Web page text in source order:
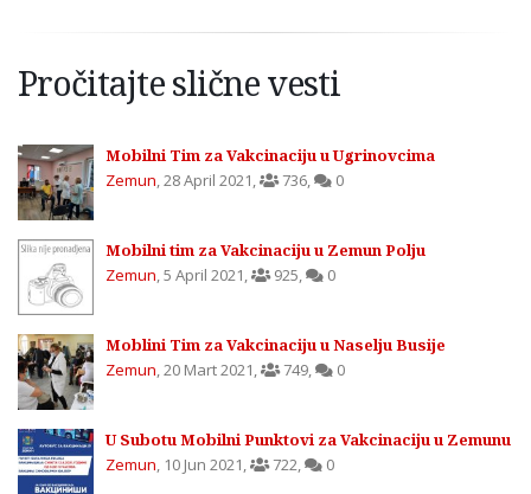
Pročitajte slične vesti
Mobilni Tim za Vakcinaciju u Ugrinovcima
Zemun,28 April 2021, 736, 0
Mobilni tim za Vakcinaciju u Zemun Polju
Zemun,5 April 2021, 925, 0
Moblini Tim za Vakcinaciju u Naselju Busije
Zemun,20 Mart 2021, 749, 0
U Subotu Mobilni Punktovi za Vakcinaciju u Zemunu
Zemun, 10 Jun 2021, 722, 0